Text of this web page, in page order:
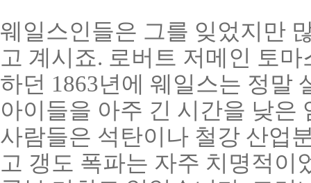
웨일스인들은 그를 잊었지만
고 계시죠. 로버트 저메인 토
하던 1863년에 웨일스는 정말
아이들을 아주 긴 시간을 낮은
사람들은 석탄이나 철강 산업
고 갱도 폭파는 자주 치명적